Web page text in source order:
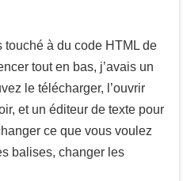
touché à du code HTML de
tout en bas, j’avais un
le télécharger, l’ouvrir
et un éditeur de texte pour
ce que vous voulez
balises, changer les